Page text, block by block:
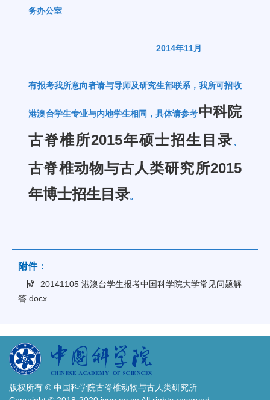
务办公室
2014年11月
有报考我所意向者请与导师及研究生部联系，我所可招收
港澳台学生专业与内地学生相同，具体请参考中科院
古脊椎所2015年硕士招生目录、
古脊椎动物与古人类研究所2015
年博士招生目录。
附件：
20141105 港澳台学生报考中国科学院大学常见问题解
答.docx
版权所有 © 中国科学院古脊椎动物与古人类研究所